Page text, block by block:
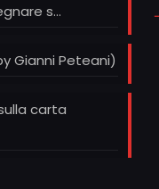
s…
Gianni Peteani)
carta